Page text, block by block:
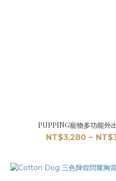
PUPPING寵物多功能外
NT$3,280 ~